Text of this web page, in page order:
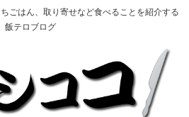
ごはん、取り寄せなど食べることを紹介する
飯テロブログ